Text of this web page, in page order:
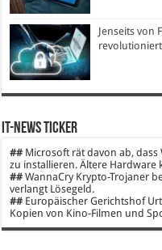
Jenseits von
revolutioniert
IT-News Ticker
## Microsoft rät davon ab,
zu installieren. Ältere
## WannaCry Krypto-Trojaner
verlangt Lösegeld.
## Europäischer Gerichtshof
Kopien von Kino-Filmen und